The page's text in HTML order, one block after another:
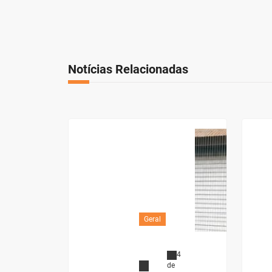
Notícias Relacionadas
Geral
4
de